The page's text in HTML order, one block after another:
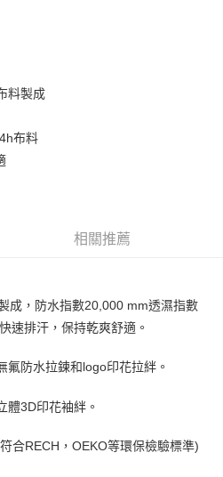
以上)免運費
料製成
布料
相關推薦
成，防水指數20,000 mm透濕指數
速排汗，保持乾爽舒適。
氟防水拉鍊和logo印花拉絆。
體3D印花袖絆。
合RECH，OEKO等環保檢驗標準)